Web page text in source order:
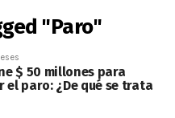
"Paro"
$ 50 millones para
el paro: ¿De qué se trata